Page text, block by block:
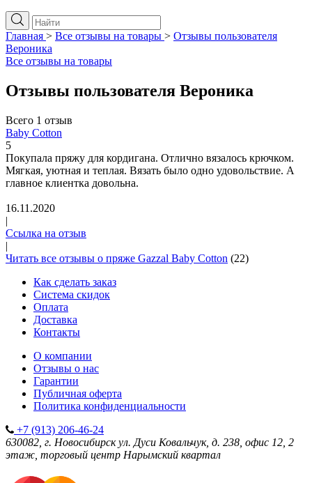
Главная > Все отзывы на товары > Отзывы пользователя
Вероника
Все отзывы на товары
Отзывы пользователя Вероника
Всего 1 отзыв
Baby Cotton
5
Покупала пряжу для кордигана. Отлично вязалось крючком.
Мягкая, уютная и теплая. Вязать было одно удовольствие. А
главное клиентка довольна.
16.11.2020
|
Ссылка на отзыв
|
Читать все отзывы о пряже Gazzal Baby Cotton (22)
Как сделать заказ
Система скидок
Оплата
Доставка
Контакты
О компании
Отзывы о нас
Гарантии
Публичная оферта
Политика конфиденциальности
+7 (913) 206-46-24
630082, г. Новосибирск ул. Дуси Ковальчук, д. 238, офис 12, 2
этаж, торговый центр Нарымский квартал